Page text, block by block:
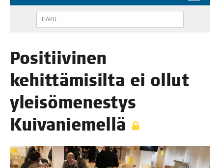
Posi­tii­vi­nen
kehit­tä­mi­sil­ta ei ollut
ylei­sö­me­nes­tys
Kuivaniemellä